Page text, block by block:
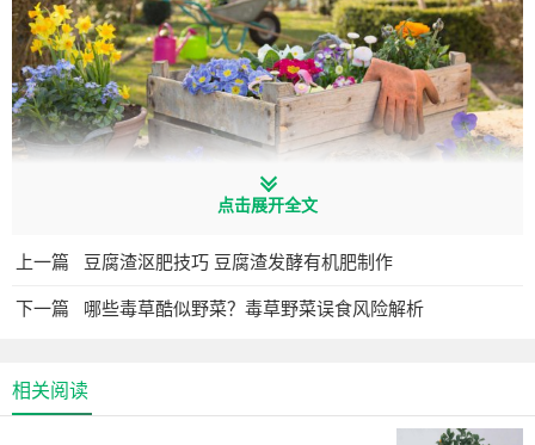
发酵工艺解析
成效率。开盖静置48小时，使酒精挥发至0.3%安全值，配合
40℃温水稀释，能激活酶活性。建议用纳米纤维布单向擦
点击展开全文
上一篇 豆腐渣沤肥技巧 豆腐渣发酵有机肥制作
下一篇 哪些毒草酷似野菜？毒草野菜误食风险解析
相关阅读